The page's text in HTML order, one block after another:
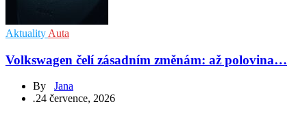
Aktuality Auta
Volkswagen čelí zásadním změnám: až polovina…
By Jana
.24 července, 2026